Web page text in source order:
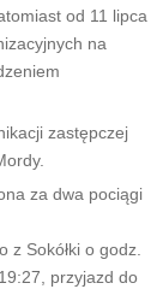
od 11 lipca
na
zastępczej
za dwa pociągi
Sokółki o godz.
przyjazd do